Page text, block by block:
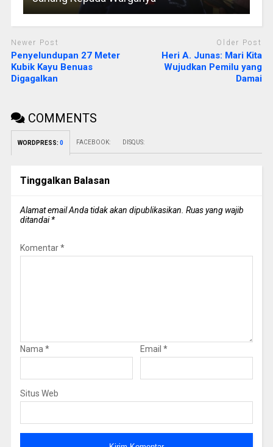
Newer Post
Penyelundupan 27 Meter
Kubik Kayu Benuas
Digagalkan
Older Post
Heri A. Junas: Mari Kita
Wujudkan Pemilu yang
Damai
COMMENTS
WORDPRESS: 0 FACEBOOK: DISQUS:
Tinggalkan Balasan
Alamat email Anda tidak akan dipublikasikan. Ruas yang wajib
ditandai*
Komentar*
Nama * Email *
Situs Web